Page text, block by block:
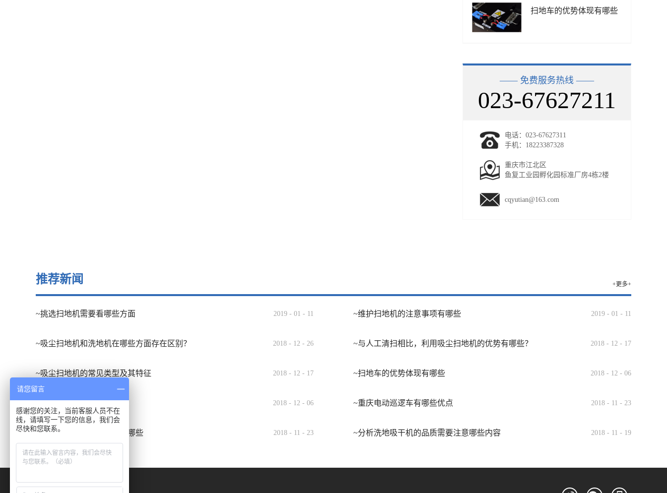
扫地车的优势体现有哪些
—— 免费服务热线 ——
023-67627211
电话：023-67627311
手机：18223387328
重庆市江北区
鱼复工业园孵化园标准厂房4栋2楼
cqyutian@163.com
推荐新闻 +更多+
~挑选扫地机需要看哪些方面 2019 - 01 - 11 ~维护扫地机的注意事项有哪些 2019 - 01 - 11
~吸尘扫地机和洗地机在哪些方面存在区别？ 2018 - 12 - 26 ~与人工清扫相比，利用吸尘扫地机的优势有哪些？ 2018 - 12 - 17
~吸尘扫地机的常见类型及其特征 2018 - 12 - 17 ~扫地车的优势体现有哪些 2018 - 12 - 06
~扫地车的应用场合有哪些 2018 - 12 - 06 ~重庆电动巡逻车有哪些优点 2018 - 11 - 23
~洗地吸干机的发展趋势有哪些 2018 - 11 - 23 ~分析洗地吸干机的品质需要注意哪些内容 2018 - 11 - 19
请您留言
感谢您的关注，当前客服人员不在
线，请填写一下您的信息，我们会
尽快和您联系。